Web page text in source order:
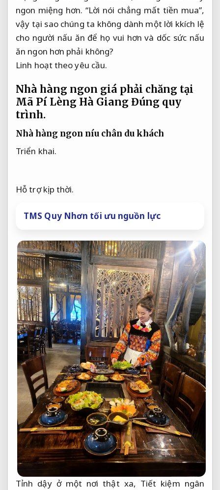
ngon miệng hơn. “Lời nói chẳng mất tiền mua”,
vậy tại sao chúng ta không dành một lời kkích lệ
cho người nấu ăn để họ vui hơn và dốc sức nấu
ăn ngon hơn phải không?
Linh hoạt theo yêu cầu.
Nhà hàng ngon giá phải chăng tại
Mã Pí Lèng Hà Giang Đúng quy
trình.
Nhà hàng ngon níu chân du khách
Triển khai.
Hỗ trợ kịp thời.
TMS Quy Nhơn tối ưu nguồn lực
Tỉnh dậy ở một nơi thật xa, Tiết kiệm ngân